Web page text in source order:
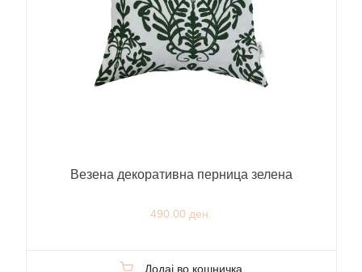
Везена декоративна перница зелена
490.00 ден.
Додај во кошничка